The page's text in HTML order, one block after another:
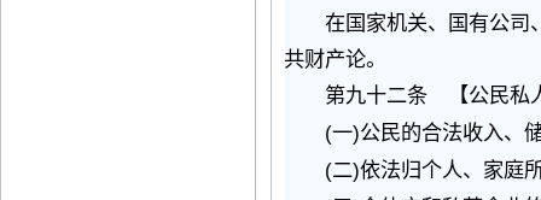
在国家机关、国有公司、
共财产论。
第九十二条 【公民私人
(一)公民的合法收入、
(二)依法归个人、家庭